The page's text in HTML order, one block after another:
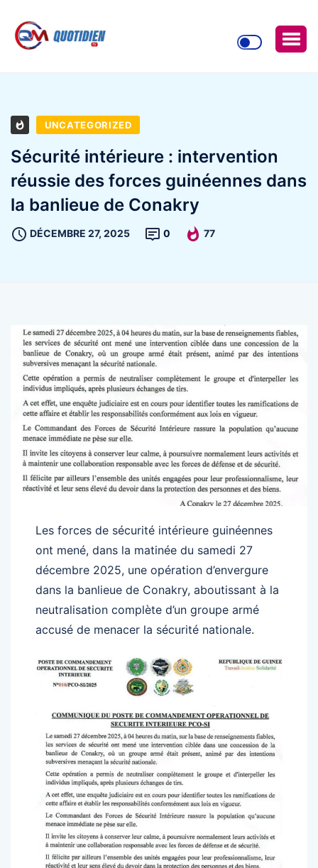
UNCATEGORIZED
Sécurité intérieure : intervention
réussie des forces guinéennes dans
la banlieue de Conakry
DÉCEMBRE 27, 2025 0 77
Les forces de sécurité intérieure guinéennes
ont mené, dans la matinée du samedi 27
décembre 2025, une opération d’envergure
dans la banlieue de Conakry, aboutissant à la
neutralisation complète d’un groupe armé
accusé de menacer la sécurité nationale.